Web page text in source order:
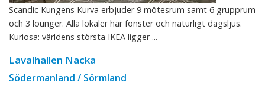
Scandic Kungens Kurva erbjuder 9 mötesrum samt 6 grupprum
och 3 lounger. Alla lokaler har fönster och naturligt dagsljus.
Kuriosa: världens största IKEA ligger ...
Lavalhallen Nacka
Södermanland / Sörmland